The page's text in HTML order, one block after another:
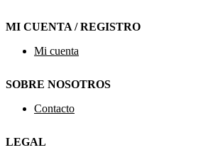
MI CUENTA / REGISTRO
Mi cuenta
SOBRE NOSOTROS
Contacto
LEGAL